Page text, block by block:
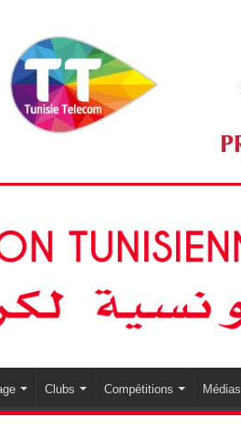
Clubs Compétitions Médias